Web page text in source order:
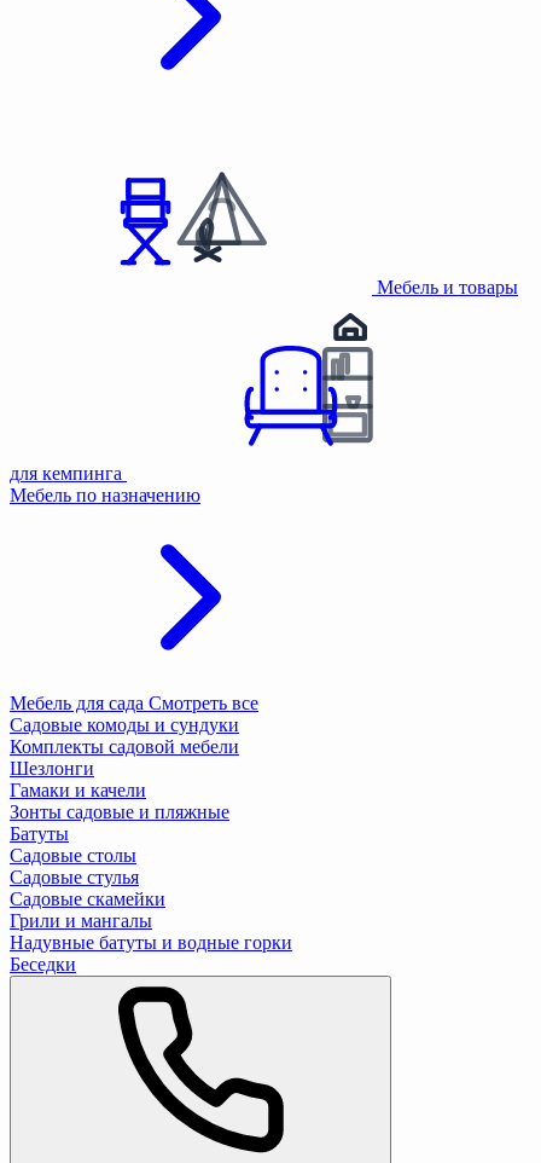
Мебель и товары
для кемпинга
Мебель по назначению
Мебель для сада Смотреть все
Садовые комоды и сундуки
Комплекты садовой мебели
Шезлонги
Гамаки и качели
Зонты садовые и пляжные
Батуты
Садовые столы
Садовые стулья
Садовые скамейки
Грили и мангалы
Надувные батуты и водные горки
Беседки